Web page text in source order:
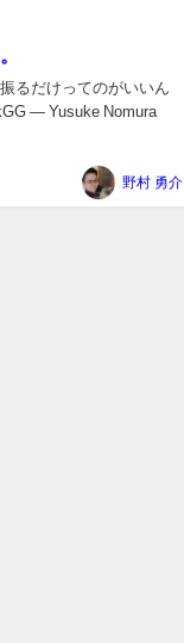
るだけってのがいいん
— Yusuke Nomura
野村 勇介